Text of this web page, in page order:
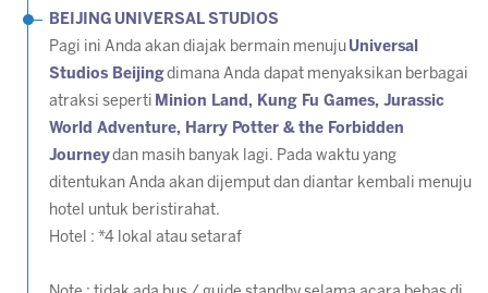
BEIJING UNIVERSAL STUDIOS
Pagi ini Anda akan diajak bermain menuju Universal
Studios Beijingdimana Anda dapat menyaksikan berbagai
atraksi seperti Minion Land, Kung Fu Games, Jurassic
World Adventure, Harry Potter & the Forbidden
Journeydan masih banyak lagi. Pada waktu yang
ditentukan Anda akan dijemput dan diantar kembali menuju
hotel untuk beristirahat.
Hotel : *4 lokal atau setaraf